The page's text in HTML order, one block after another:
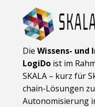
Die Wissens-
LogiDoist im
SKALA – kurz für
chain-Lösungen
Autonomisierung